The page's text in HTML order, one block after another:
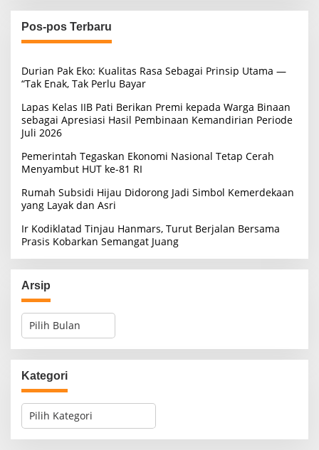
i
u
n
t
k
:
Pos-pos Terbaru
Durian Pak Eko: Kualitas Rasa Sebagai Prinsip Utama —
“Tak Enak, Tak Perlu Bayar
Lapas Kelas IIB Pati Berikan Premi kepada Warga Binaan
sebagai Apresiasi Hasil Pembinaan Kemandirian Periode
Juli 2026
Pemerintah Tegaskan Ekonomi Nasional Tetap Cerah
Menyambut HUT ke-81 RI
Rumah Subsidi Hijau Didorong Jadi Simbol Kemerdekaan
yang Layak dan Asri
Ir Kodiklatad Tinjau Hanmars, Turut Berjalan Bersama
Prasis Kobarkan Semangat Juang
Arsip
A
i
pKategori
K